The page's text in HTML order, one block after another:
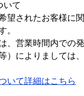
いて
望されたお客様に
。
、営業時間内での
）によりましては
いて詳細はこちら